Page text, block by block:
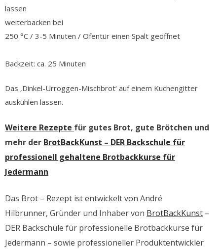
lassen
weiterbacken bei
250 °C / 3-5 Minuten / Ofentür einen Spalt geöffnet
Backzeit: ca. 25 Minuten
Das ‚Dinkel-Urroggen-Mischbrot‘ auf einem Kuchengitter
auskühlen lassen.
Weitere Rezepte für gutes Brot, gute Brötchen und
mehr der BrotBackKunst – DER Backschule für
professionell gehaltene Brotbackkurse für
Jedermann
Das Brot – Rezept ist entwickelt von André
Hilbrunner, Gründer und Inhaber von BrotBackKunst –
DER Backschule für professionelle Brotbackkurse für
Jedermann – sowie professioneller Produktentwickler